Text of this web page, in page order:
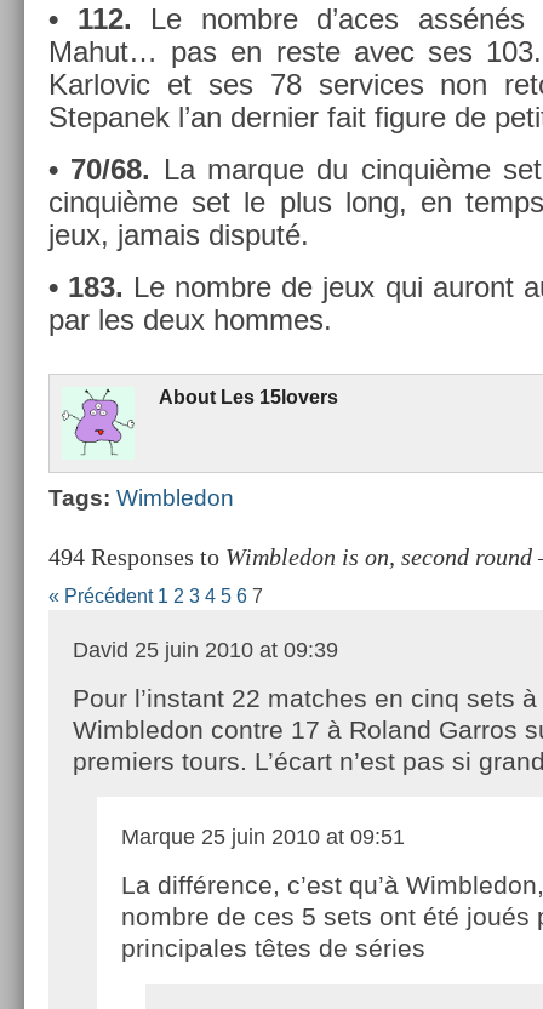
• 112. Le nombre d’aces
Mahut… pas en reste avec ses
Kar­lovic et ses 78 ser­vices non
Stepanek l’an de­rni­er fait figure de
• 70/68. La mar­que du cin­quiè­me
cin­quiè­me set le plus long, en
jeux, jamais dis­puté.
• 183. Le nombre de jeux qui auront
par les deux hom­mes.
About Les 15lovers
Tags: Wimbledon
494 Responses to Wimbledon is on, second round
« Précédent 1 2 3 4 5 6 7
David 25 juin 2010 at 09:39
Pour l’instant 22 matches en cinq sets à
Wimbledon contre 17 à Roland Garros
premiers tours. L’écart n’est pas si
Marque 25 juin 2010 at 09:51
La différence, c’est qu’à
nombre de ces 5 sets ont été joués
principales têtes de séries